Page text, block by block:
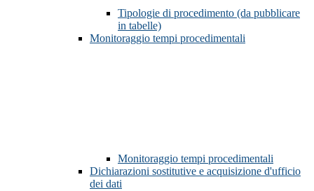
Tipologie di procedimento (da pubblicare
in tabelle)
Monitoraggio tempi procedimentali
Monitoraggio tempi procedimentali
Dichiarazioni sostitutive e acquisizione d'ufficio
dei dati